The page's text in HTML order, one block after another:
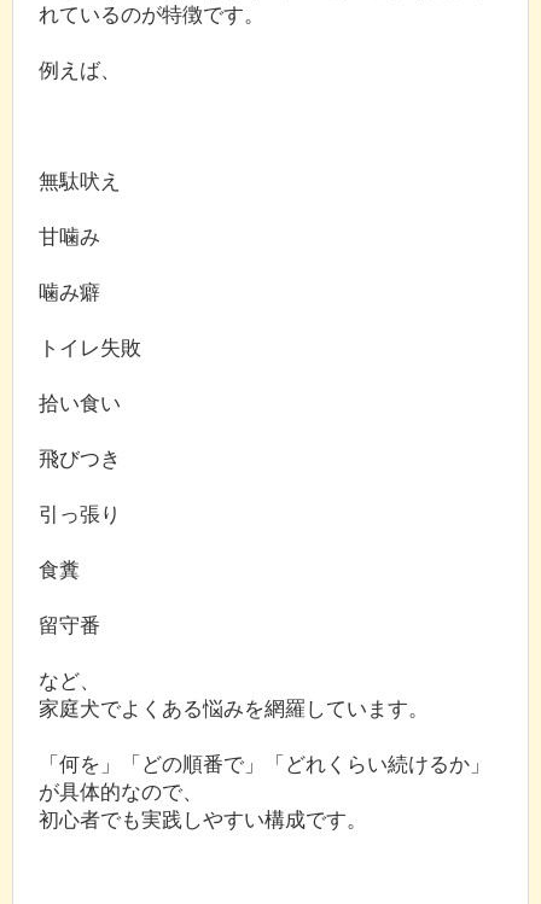
れているのが特徴です。
例えば、
無駄吠え
甘噛み
噛み癖
トイレ失敗
拾い食い
飛びつき
引っ張り
食糞
留守番
など、
家庭犬でよくある悩みを網羅しています。
「何を」「どの順番で」「どれくらい続けるか」
が具体的なので、
初心者でも実践しやすい構成です。